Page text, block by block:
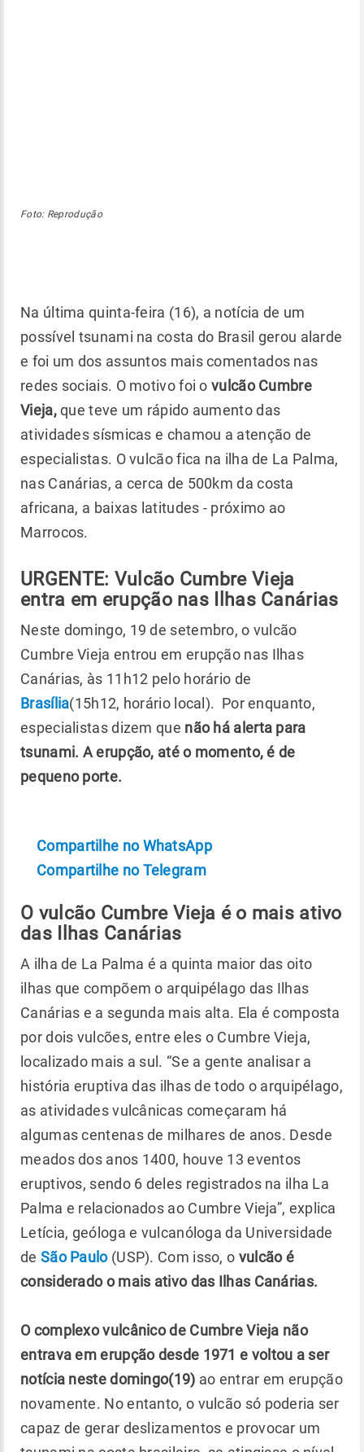
Foto: Reprodução
Na última quinta-feira (16), a notícia de um
possível tsunami na costa do Brasil gerou alarde
e foi um dos assuntos mais comentados nas
redes sociais. O motivo foi ovulcão Cumbre
Vieja,que teve um rápido aumento das
atividades sísmicas e chamou a atenção de
especialistas. O vulcão fica na ilha de La Palma,
nas Canárias, a cerca de 500km da costa
africana, a baixas latitudes - próximo ao
Marrocos.
URGENTE: Vulcão Cumbre Vieja
entra em erupção nas Ilhas Canárias
Neste domingo, 19 de setembro, o vulcão
Cumbre Vieja entrou em erupção nas Ilhas
Canárias, às 11h12 pelo horário de
Brasília(15h12, horário local). Por enquanto,
especialistas dizem que não há alerta para
tsunami. A erupção, até o momento, é de
pequeno porte.
Compartilhe no WhatsApp
Compartilhe no Telegram
O vulcão Cumbre Vieja é o mais ativo
das Ilhas Canárias
A ilha de La Palma é a quinta maior das oito
ilhas que compõem o arquipélago das Ilhas
Canárias e a segunda mais alta. Ela é composta
por dois vulcões, entre eles o Cumbre Vieja,
localizado mais a sul. “Se a gente analisar a
história eruptiva das ilhas de todo o arquipélago,
as atividades vulcânicas começaram há
algumas centenas de milhares de anos. Desde
meados dos anos 1400, houve 13 eventos
eruptivos, sendo 6 deles registrados na ilha La
Palma e relacionados ao Cumbre Vieja”, explica
Letícia, geóloga e vulcanóloga da Universidade
de São Paulo(USP). Com isso, o vulcão é
considerado o mais ativo das Ilhas Canárias.
O complexo vulcânico de Cumbre Vieja não
entrava em erupção desde 1971 e voltou a ser
notícia neste domingo(19) ao entrar em erupção
novamente. No entanto, o vulcão só poderia ser
capaz de gerar deslizamentos e provocar um